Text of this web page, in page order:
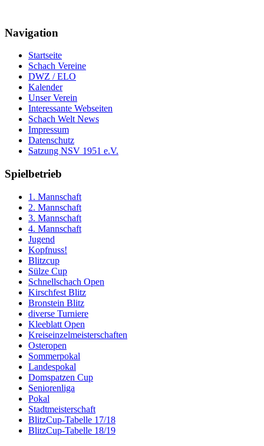
Navigation
Startseite
Schach Vereine
DWZ / ELO
Kalender
Unser Verein
Interessante Webseiten
Schach Welt News
Impressum
Datenschutz
Satzung NSV 1951 e.V.
Spielbetrieb
1. Mannschaft
2. Mannschaft
3. Mannschaft
4. Mannschaft
Jugend
Kopfnuss!
Blitzcup
Sülze Cup
Schnellschach Open
Kirschfest Blitz
Bronstein Blitz
diverse Turniere
Kleeblatt Open
Kreiseinzelmeisterschaften
Osteropen
Sommerpokal
Landespokal
Domspatzen Cup
Seniorenliga
Pokal
Stadtmeisterschaft
BlitzCup-Tabelle 17/18
BlitzCup-Tabelle 18/19